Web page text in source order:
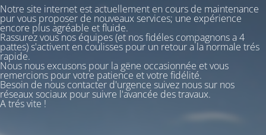
Notre site internet est actuellement en cours de maintenance
pur vous proposer de nouveaux services; une expérience
encore plus agréable et fluide.
Rassurez vous nos équipes (et nos fidéles compagnons a 4
pattes) s'activent en coulisses pour un retour a la normale trés
rapide.
Nous nous excusons pour la gëne occasionnée et vous
remercions pour votre patience et votre fidélité.
Besoin de nous contacter d'urgence suivez nous sur nos
réseaux sociaux pour suivre l'avancée des travaux.
A trés vite !